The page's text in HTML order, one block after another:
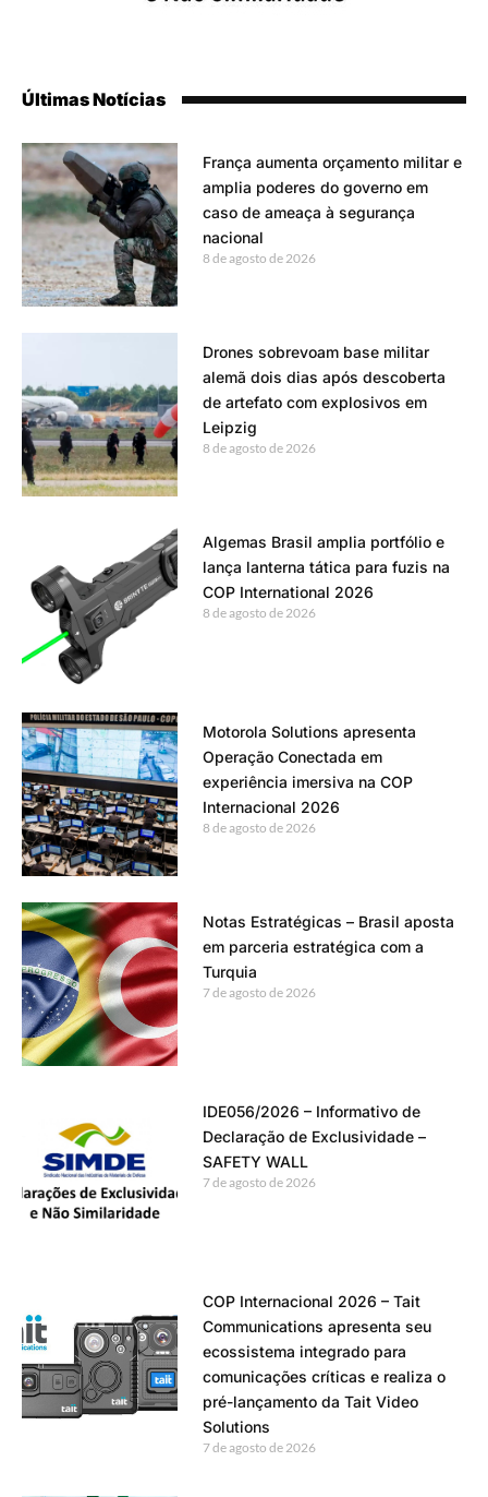
Últimas Notícias
França aumenta orçamento militar e
amplia poderes do governo em
caso de ameaça à segurança
nacional
8 de agosto de 2026
Drones sobrevoam base militar
alemã dois dias após descoberta
de artefato com explosivos em
Leipzig
8 de agosto de 2026
Algemas Brasil amplia portfólio e
lança lanterna tática para fuzis na
COP International 2026
8 de agosto de 2026
Motorola Solutions apresenta
Operação Conectada em
experiência imersiva na COP
Internacional 2026
8 de agosto de 2026
Notas Estratégicas – Brasil aposta
em parceria estratégica com a
Turquia
7 de agosto de 2026
IDE056/2026 – Informativo de
Declaração de Exclusividade –
SAFETY WALL
7 de agosto de 2026
COP Internacional 2026 – Tait
Communications apresenta seu
ecossistema integrado para
comunicações críticas e realiza o
pré-lançamento da Tait Video
Solutions
7 de agosto de 2026